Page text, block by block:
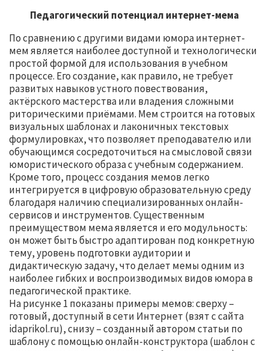
Педагогический потенциал интернет-мема
По сравнению с другими видами юмора интернет-
мем является наиболее доступной и технологически
простой формой для использования в учебном
процессе. Его создание, как правило, не требует
развитых навыков устного повествования,
актёрского мастерства или владения сложными
риторическими приёмами. Мем строится на готовых
визуальных шаблонах и лаконичных текстовых
формулировках, что позволяет преподавателю или
обучающимся сосредоточиться на смысловой связи
юмористического образа с учебным содержанием.
Кроме того, процесс создания мемов легко
интегрируется в цифровую образовательную среду
благодаря наличию специализированных онлайн-
сервисов и инструментов. Существенным
преимуществом мема является и его модульность:
он может быть быстро адаптирован под конкретную
тему, уровень подготовки аудитории и
дидактическую задачу, что делает мемы одним из
наиболее гибких и воспроизводимых видов юмора в
педагогической практике.
На рисунке 1 показаны примеры мемов: сверху –
готовый, доступный в сети Интернет (взят с сайта
idaprikol.ru), снизу – созданный автором статьи по
шаблону с помощью онлайн-конструктора (шаблон с